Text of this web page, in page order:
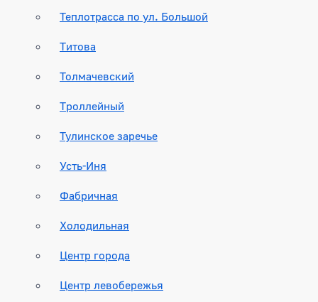
Теплотрасса по ул. Большой
Титова
Толмачевский
Троллейный
Тулинское заречье
Усть-Иня
Фабричная
Холодильная
Центр города
Центр левобережья